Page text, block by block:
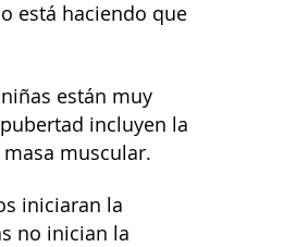
está haciendo que
están muy
incluyen la
muscular.
iniciaran la
no inician la